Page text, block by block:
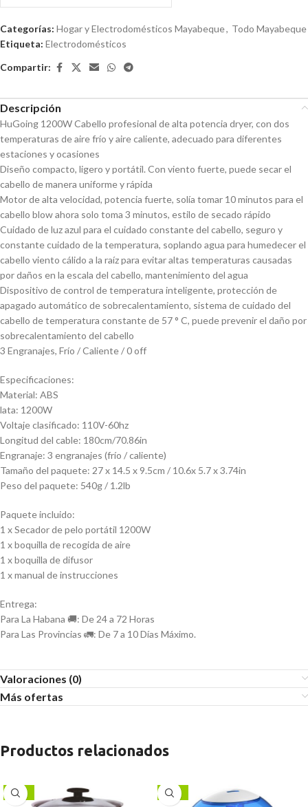
0
Categorías: Hogar y Electrodomésticos Mayabeque, Todo Mayabeque
Etiqueta: Electrodomésticos
Compartir:
Descripción
HuGoing 1200W Cabello profesional de alta potencia dryer, con dos
temperaturas de aire frío y aire caliente, adecuado para diferentes
estaciones y ocasiones
Diseño compacto, ligero y portátil. Con viento fuerte, puede secar el
cabello de manera uniforme y rápida
Motor de alta velocidad, potencia fuerte, solía tomar 10 minutos para el
cabello blow ahora solo toma 3 minutos, estilo de secado rápido
Cuidado de luz azul para el cuidado constante del cabello, seguro y
constante cuidado de la temperatura, soplando agua para humedecer el
cabello viento cálido a la raíz para evitar altas temperaturas causadas
por daños en la escala del cabello, mantenimiento del agua
Dispositivo de control de temperatura inteligente, protección de
apagado automático de sobrecalentamiento, sistema de cuidado del
cabello de temperatura constante de 57 ° C, puede prevenir el daño por
sobrecalentamiento del cabello
3 Engranajes, Frío / Caliente / 0 off
Especificaciones:
Material: ABS
lata: 1200W
Voltaje clasificado: 110V-60hz
Longitud del cable: 180cm/70.86in
Engranaje: 3 engranajes (frío / caliente)
Tamaño del paquete: 27 x 14.5 x 9.5cm / 10.6x 5.7 x 3.74in
Peso del paquete: 540g / 1.2lb
Paquete incluido:
1 x Secador de pelo portátil 1200W
1 x boquilla de recogida de aire
1 x boquilla de difusor
1 x manual de instrucciones
Entrega:
Para La Habana 🚚: De 24 a 72 Horas
Para Las Provincias 🚛: De 7 a 10 Días Máximo.
Valoraciones (0)
Más ofertas
Productos relacionados
-11% -13%